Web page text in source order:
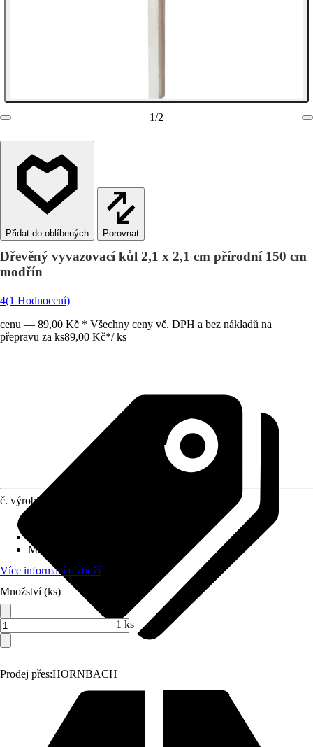
1/2
Porovnat
Dřevěný vyvazovací kůl 2,1 x 2,1 cm přírodní 150 cm
modřín
4(1 Hodnocení)
cenu — 89,00 Kč * Všechny ceny vč. DPH a bez nákladů na
přepravu za ks89,00 Kč*/ ks
Prodej přes:HORNBACH
č. výrobku
Materiál
Více informací o zboží
Množství (ks)
1 ks